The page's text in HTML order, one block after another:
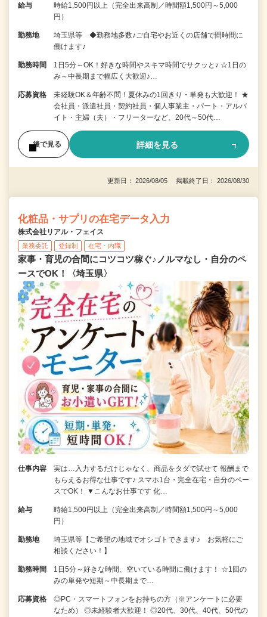
給与
時給1,500円以上（完全出来高制／時間額1,500円～5,000
円）
勤務地
埼玉県等 ◆勤務地多数♪ご自宅やお近くの店舗で間時間に
働けます♪
勤務時間
1日5分～OK！好きな時間やスキマ時間でサクッと♪ ☆1日の
み～中長期まで幅広く大歓迎♪…
応募資格
未経験OK＆年齢不問！夏休みの1回きり・単発も大歓迎！ ★
会社員・派遣社員・契約社員・個人事業主・パート・アルバ
イト・主婦（夫）・フリーターなど、20代～50代…
後で見る 詳細を見る
更新日： 2026/08/05 掲載終了日： 2026/08/30
化粧品・サプリの在宅データ入力
株式会社リアル・フェイス
業務委託 登録制 在宅・内職
家事・育児の合間にコツコツ稼ぐ♪ノルマなし・自分のペ
ースでOK！〈埼玉県〉
仕事内容
実は…入力するだけじゃなく、商品をタダで試せて 報酬まで
もらえるお得な仕事です♪ スマホ1台・完全在宅・自分のペー
スでOK！ ▼こんなお仕事です 化…
給与
時給1,500円以上（完全出来高制／時間額1,500円～5,000
円）
勤務地
埼玉県等【ご希望の地域でオシゴトできます♪ お気軽にご
相談ください！】
勤務時間
1日5分～好きな時間、空いている時間に働けます！ ☆1回の
みの単発や短期～中長期まで…
応募資格
◎PC・スマートフォンをお持ちの方（※アンケートに必要
なため） ◎未経験者大歓迎！ ◎20代、30代、40代、50代の